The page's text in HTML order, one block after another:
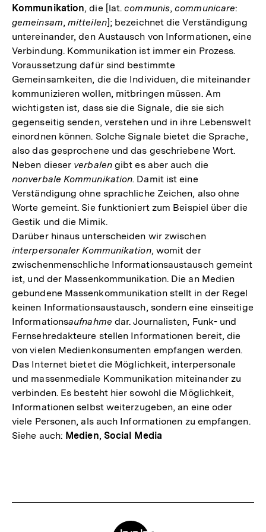
Kommunikation, die [lat.communis,communicare:
gemeinsam, mitteilen]; bezeichnet die Verständigung
untereinander, den Austausch von Informationen, eine
Verbindung. Kommunikation ist immer ein Prozess.
Voraussetzung dafür sind bestimmte
Gemeinsamkeiten, die die Individuen, die miteinander
kommunizieren wollen, mitbringen müssen. Am
wichtigsten ist, dass sie die Signale, die sie sich
gegenseitig senden, verstehen und in ihre Lebenswelt
einordnen können. Solche Signale bietet die Sprache,
also das gesprochene und das geschriebene Wort.
Neben dieser verbalengibt es aber auch die
nonverbale Kommunikation. Damit ist eine
Verständigung ohne sprachliche Zeichen, also ohne
Worte gemeint. Sie funktioniert zum Beispiel über die
Gestik und die Mimik.
Darüber hinaus unterscheiden wir zwischen
interpersonaler Kommunikation, womit der
zwischenmenschliche Informationsaustausch gemeint
ist, und der Massenkommunikation. Die an Medien
gebundene Massenkommunikation stellt in der Regel
keinen Informationsaustausch, sondern eine einseitige
Informationsaufnahme dar. Journalisten, Funk- und
Fernsehredakteure stellen Informationen bereit, die
von vielen Medienkonsumenten empfangen werden.
Das Internet bietet die Möglichkeit, interpersonale
und massenmediale Kommunikation miteinander zu
verbinden. Es besteht hier sowohl die Möglichkeit,
Informationen selbst weiterzugeben, an eine oder
viele Personen, als auch Informationen zu empfangen.
Siehe auch: Medien, Social Media